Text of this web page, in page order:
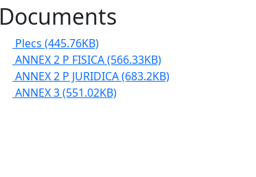
Documents
Plecs (445.76KB)
ANNEX 2 P FISICA(566.33KB)
ANNEX 2 P JURIDICA(683.2KB)
ANNEX 3(551.02KB)